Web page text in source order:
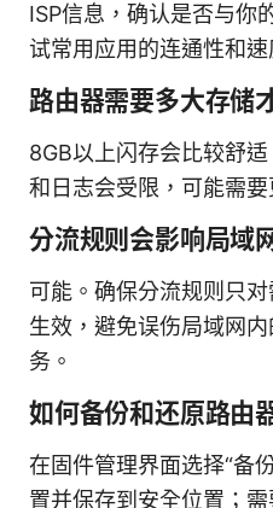
ISP信息，确认是否与你
试常用应用的连通性和速
路由器需要多大存储
8GB以上闪存会比较舒
和日志会受限，可能需要
分流规则会影响局域
可能。确保分流规则只
生效，避免误伤局域网
务。
如何备份和还原路由
在固件管理界面选择“备
置并保存到安全位置；